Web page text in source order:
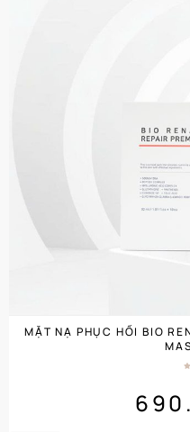
MẶT NẠ PHỤC HỒI BIO